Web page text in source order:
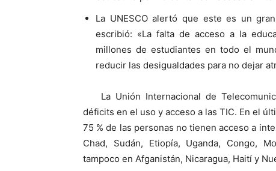
La UNESCO alertó que este es un
escribió: «La falta de acceso a la
millones de estudiantes en todo el
reducir las desigualdades para no dejar
La Unión Internacional de
déficits en el uso y acceso a las TIC. En el
75 % de las personas no tienen acceso a
Chad, Sudán, Etiopía, Uganda, Congo,
tampoco en Afganistán, Nicaragua, Haití y